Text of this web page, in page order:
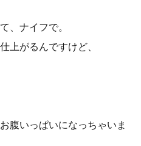
、ナイフで。
上がるんですけど、
腹いっぱいになっちゃいま